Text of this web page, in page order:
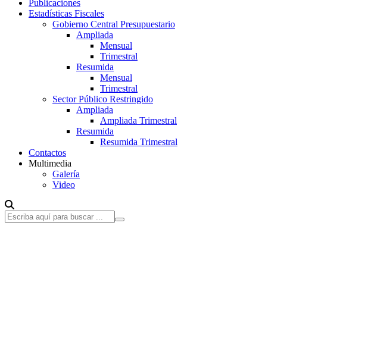
Publicaciones
Estadísticas Fiscales
Gobierno Central Presupuestario
Ampliada
Mensual
Trimestral
Resumida
Mensual
Trimestral
Sector Público Restringido
Ampliada
Ampliada Trimestral
Resumida
Resumida Trimestral
Contactos
Multimedia
Galería
Video